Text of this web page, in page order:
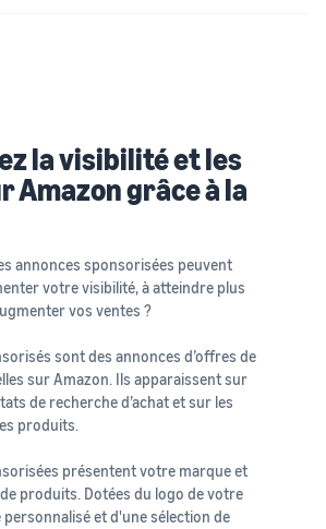
la visibilité et les
Amazon grâce à la
annonces sponsorisées peuvent
votre visibilité, à atteindre plus
vos ventes ?
sont des annonces d’offres de
sur Amazon. Ils apparaissent sur
de recherche d’achat et sur les
produits.
présentent votre marque et
produits. Dotées du logo de votre
et d'une sélection de